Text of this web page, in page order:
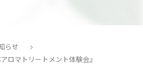
らせ
ロマトリートメント体験会』